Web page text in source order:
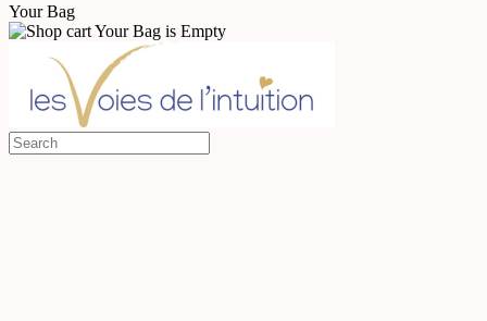
Your Bag
Your Bag is Empty